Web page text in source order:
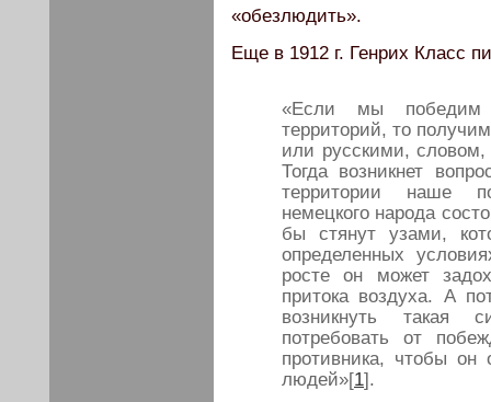
«обезлюдить».
Еще в 1912 г. Генрих Класс
«Если мы победим
территорий, то
или русскими,
Тогда возникнет
территории наше
немецкого народа
бы стянут узами,
определенных
росте он может
притока воздуха. А
возникнуть такая
потребовать от
противника, чтобы
людей»[1].